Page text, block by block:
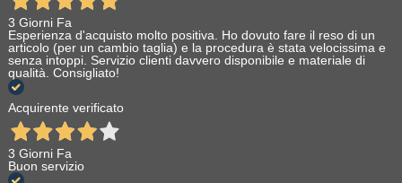
3 Giorni Fa
Esperienza d'acquisto molto positiva. Ho dovuto fare il reso di un
articolo (per un cambio taglia) e la procedura è stata velocissima e
senza intoppi. Servizio clienti davvero disponibile e materiale di
qualità. Consigliato!
Acquirente verificato
3 Giorni Fa
Buon servizio